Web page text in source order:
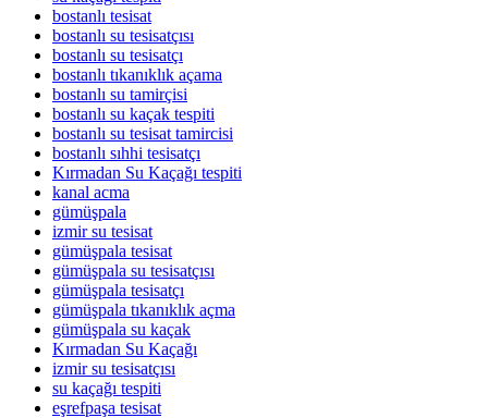
bostanlı tesisat
bostanlı su tesisatçısı
bostanlı su tesisatçı
bostanlı tıkanıklık açama
bostanlı su tamirçisi
bostanlı su kaçak tespiti
bostanlı su tesisat tamircisi
bostanlı sıhhi tesisatçı
Kırmadan Su Kaçağı tespiti
kanal acma
gümüşpala
izmir su tesisat
gümüşpala tesisat
gümüşpala su tesisatçısı
gümüşpala tesisatçı
gümüşpala tıkanıklık açma
gümüşpala su kaçak
Kırmadan Su Kaçağı
izmir su tesisatçısı
su kaçağı tespiti
eşrefpaşa tesisat